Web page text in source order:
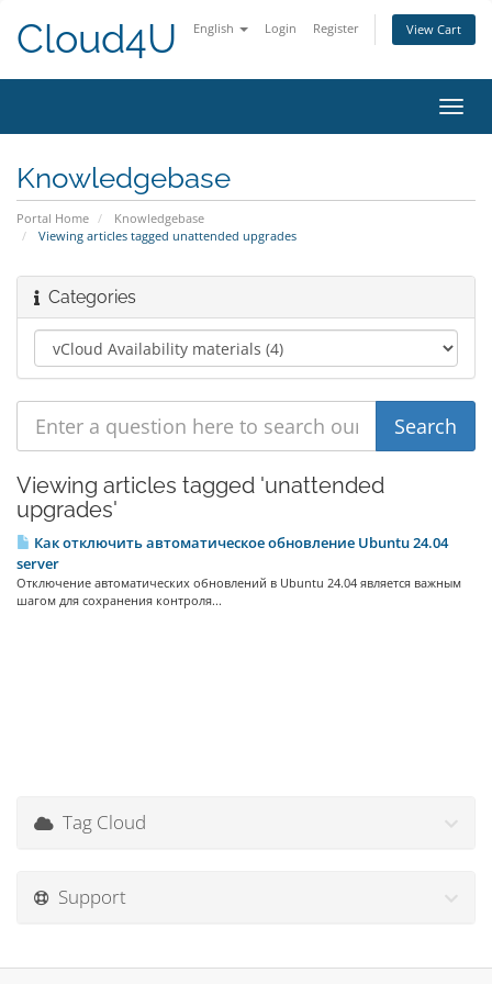
English Login Register View Cart
Cloud4U
Knowledgebase
Portal Home
Knowledgebase
Viewing articles tagged unattended upgrades
Categories
Viewing articles tagged 'unattended
upgrades'
Как отключить автоматическое обновление Ubuntu 24.04
server
Отключение автоматических обновлений в Ubuntu 24.04 является важным
шагом для сохранения контроля...
Tag Cloud
Support